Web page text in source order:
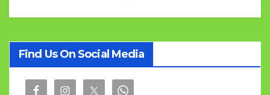
Find Us On Social Media